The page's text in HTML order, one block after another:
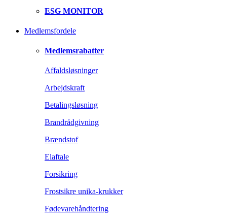
ESG MONITOR
Medlemsfordele
Medlemsrabatter
Affaldsløsninger
Arbejdskraft
Betalingsløsning
Brandrådgivning
Brændstof
Elaftale
Forsikring
Frostsikre unika-krukker
Fødevarehåndtering